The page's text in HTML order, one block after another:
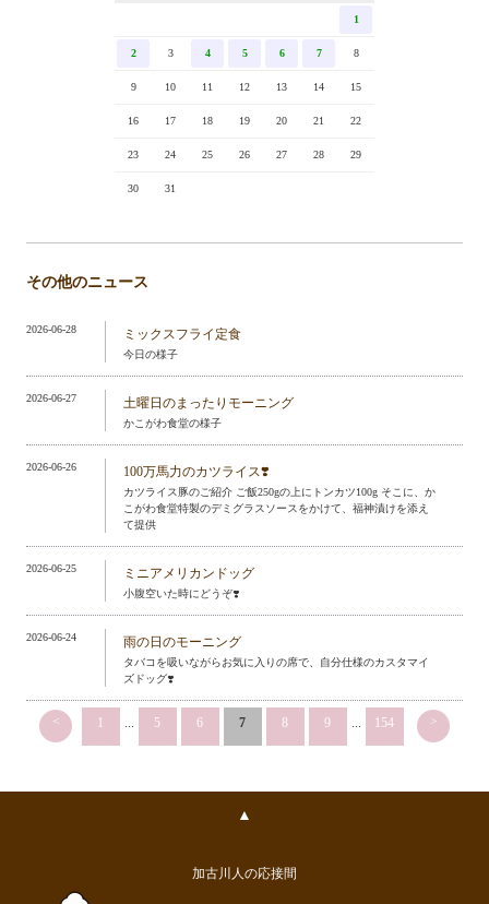
1
2 3 4 5 6 7 8
9 10 11 12 13 14 15
16 17 18 19 20 21 22
23 24 25 26 27 28 29
30 31
その他のニュース
2026-06-28 ミックスフライ定食
今日の様子
2026-06-27 土曜日のまったりモーニング
かこがわ食堂の様子
2026-06-26 100万馬力のカツライス❣️
カツライス豚のご紹介 ご飯250gの上にトンカツ100g そこに、か
こがわ食堂特製のデミグラスソースをかけて、福神漬けを添え
て提供
2026-06-25 ミニアメリカンドッグ
小腹空いた時にどうぞ❣️
2026-06-24 雨の日のモーニング
タバコを吸いながらお気に入りの席で、自分仕様のカスタマイ
ズドッグ❣️
< 1 5 6 7 8 9 154 >
▲
加古川人の応接間